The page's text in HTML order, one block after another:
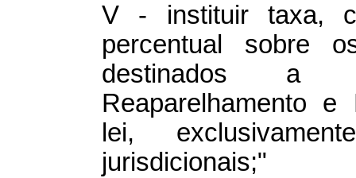
V - instituir taxa,
percentual sobre
destinados a
Reaparelhamento
lei,
jurisdicionais;"